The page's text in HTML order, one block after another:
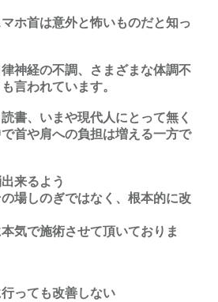
ホ首は意外と怖いものだと知っ
律神経の不調、さまざまな体調不
言われています。
書、いまや現代人にとって無く
首や肩への負担は増える一方で
来るよう
場しのぎではなく、根本的に改
気で施術させて頂いておりま
っても改善しない